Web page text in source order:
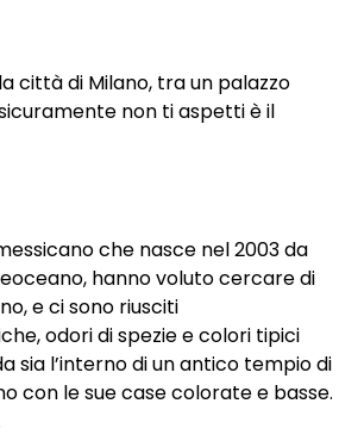
città di Milano, tra un palazzo
non ti aspetti è il
che nasce nel 2003 da
hanno voluto cercare di
e ci sono riusciti
odori di spezie e colori tipici
sia l’interno di un antico tempio di
con le sue case colorate e basse.